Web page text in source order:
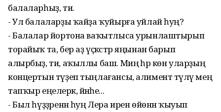
балаларһыҙ, ти.
- Ул балаларҙы ҡайҙа ҡуйырға уйлай һуң?
- Балалар йортона ваҡытлыса урынлаштырып
торайыҡ та, бер аҙ үҫкәстәр яңынан барып
алырбыҙ, ти, аҡыллы баш. Миңә һәр көн уларҙың
концертын түҙеп тыңлағансы, алимент түләү мең
тапҡыр еңелерәк, йәнәһе...
- Был һүҙҙәренән һуң Лера ирен өйөнән ҡыуып